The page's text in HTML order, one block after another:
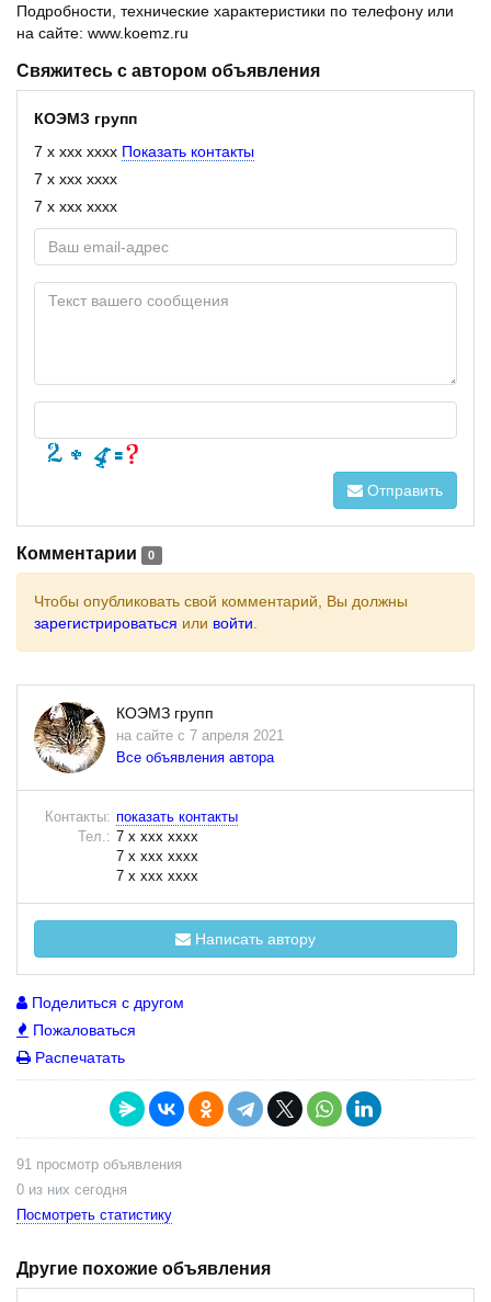
Подробности, технические характеристики по телефону или
на сайте: www.koemz.ru
Свяжитесь с автором объявления
КОЭМЗ групп
7 x xxx xxxx Показать контакты
7 x xxx xxxx
7 x xxx xxxx
Отправить
Комментарии 0
Чтобы опубликовать свой комментарий, Вы должны
зарегистрироваться или войти
КОЭМЗ групп
на сайте с 7 апреля 2021
Все объявления автора
Контакты: показать контакты
Тел.: 7 x xxx xxxx
7 x xxx xxxx
7 x xxx xxxx
Написать автору
Поделиться с другом
Пожаловаться
Распечатать
91 просмотр объявления
0 из них сегодня
Посмотреть статистику
Другие похожие объявления